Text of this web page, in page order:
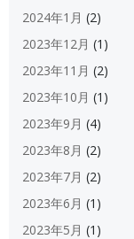
2024年1月 (2)
2023年12月 (1)
2023年11月 (2)
2023年10月 (1)
2023年9月 (4)
2023年8月 (2)
2023年7月 (2)
2023年6月 (1)
2023年5月 (1)